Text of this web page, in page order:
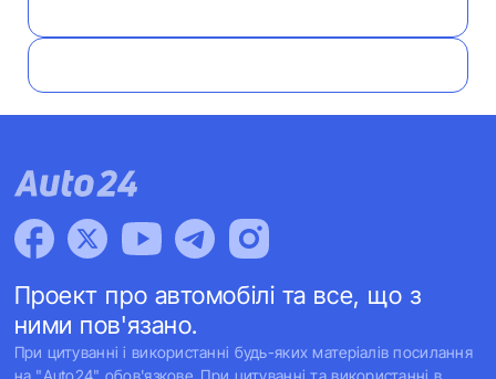
Проект про автомобілі та все, що з
ними пов'язано.
При цитуванні і використанні будь-яких матеріалів посилання
на "Auto24" обов'язкове. При цитуванні та використанні в